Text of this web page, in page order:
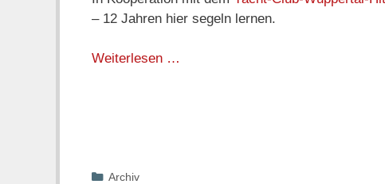
– 12 Jahren hier segeln lernen.
Weiterlesen …
Kategorien
Archiv